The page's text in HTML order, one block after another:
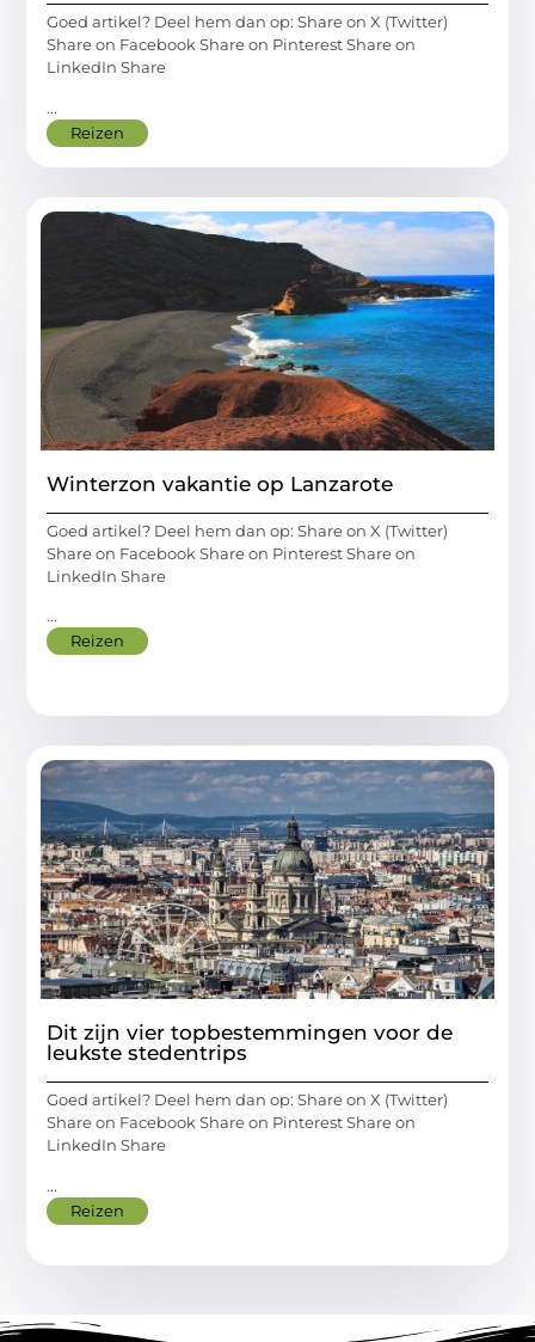
Goed artikel? Deel hem dan op: Share on X (Twitter)
Share on Facebook Share on Pinterest Share on
LinkedIn Share
...
Reizen
Winterzon vakantie op Lanzarote
Goed artikel? Deel hem dan op: Share on X (Twitter)
Share on Facebook Share on Pinterest Share on
LinkedIn Share
...
Reizen
Dit zijn vier topbestemmingen voor de
leukste stedentrips
Goed artikel? Deel hem dan op: Share on X (Twitter)
Share on Facebook Share on Pinterest Share on
LinkedIn Share
...
Reizen